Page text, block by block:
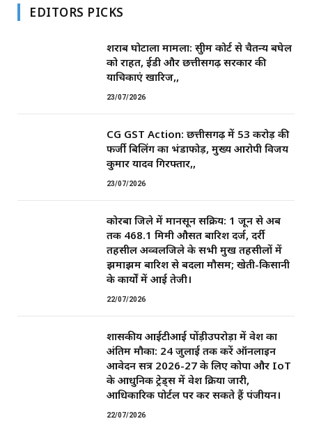
EDITORS PICKS
शराब घोटाला मामला: सुप्रीम कोर्ट से चैतन्य बघेल
को राहत, ईडी और छत्तीसगढ़ सरकार की
याचिकाएं खारिज,,
23/07/2026
CG GST Action: छत्तीसगढ़ में 53 करोड़ की
फर्जी बिलिंग का भंडाफोड़, मुख्य आरोपी विजय
कुमार यादव गिरफ्तार,,
23/07/2026
कोरबा जिले में मानसून सक्रिय: 1 जून से अब
तक 468.1 मिमी औसत बारिश दर्ज, दर्री
तहसील अव्वलजिले के सभी प्रमुख तहसीलों में
झमाझम बारिश से बदला मौसम; खेती-किसानी
के कार्यों में आई तेजी।
22/07/2026
शासकीय आईटीआई पोंड़ीउपरोड़ा में प्रवेश का
अंतिम मौका: 24 जुलाई तक करें ऑनलाइन
आवेदन सत्र 2026-27 के लिए कोपा और IoT
के आधुनिक ट्रेड्स में प्रवेश प्रक्रिया जारी,
आधिकारिक पोर्टल पर कर सकते हैं पंजीयन।
22/07/2026